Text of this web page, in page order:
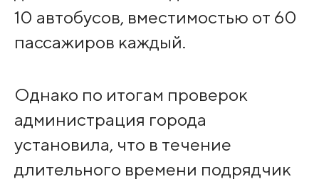
10 автобусов, вместимостью от 60
пассажиров каждый.
Однако по итогам проверок
администрация города
установила, что в течение
длительного времени подрядчик